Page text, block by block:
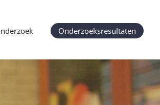
Onderzoeksresultaten